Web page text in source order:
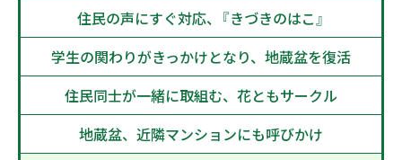
住民の声にすぐ対応、『きづきのはこ』
学生の関わりがきっかけとなり、地蔵盆を復活
住民同士が一緒に取組む、花ともサークル
地蔵盆、近隣マンションにも呼びかけ